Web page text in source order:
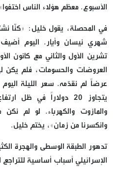
الأسبوع. معظم هؤلاء الناس
شهري نيسان وأيار. اليوم
تشرين الأول والثاني مع كانون
العروضات والحسومات، فلم يكن
يتجاوز 20 دولاراً في ظل
والمازوت والكهرباء. لو لم
وانكسرنا من زمان»، يختم خليل.
الإسرائيلي أسباب أساسية